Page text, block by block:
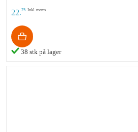
22,25 Inkl. moms
38 stk på lager